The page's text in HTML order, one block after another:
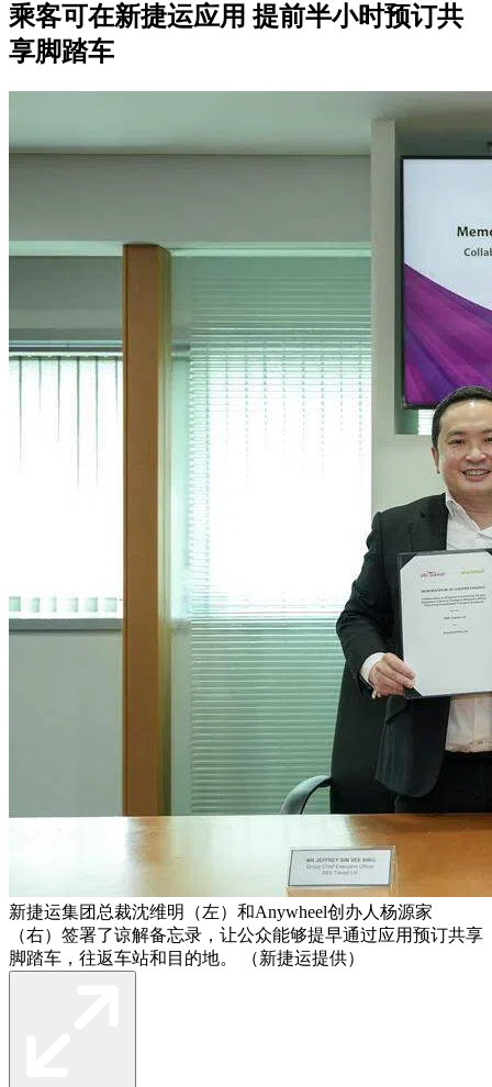
乘客可在新捷运应用 提前半小时预订共
享脚踏车
新捷运集团总裁沈维明（左）和Anywheel创办人杨源家
（右）签署了谅解备忘录，让公众能够提早通过应用预订共享
脚踏车，往返车站和目的地。 （新捷运提供）